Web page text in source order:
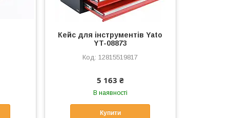
Кейс для інструментів Yato
YT-08873
12815519817
5 163 ₴
В наявності
Купити